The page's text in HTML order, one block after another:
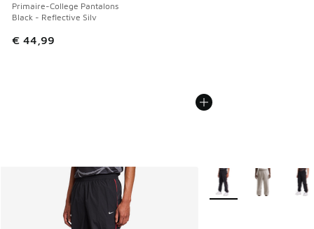
Primaire-College Pantalons
Black - Reflective Silv
€ 44,99
Plus de couleurs